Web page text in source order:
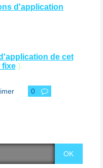
d'application
de cet
fixe).
0